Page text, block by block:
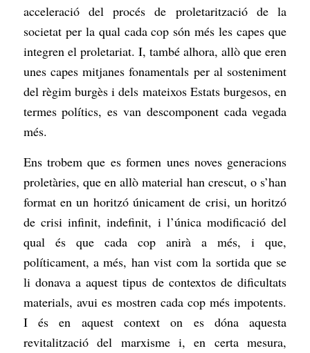
acceleració del procés de proletarització de la
societat per la qual cada cop són més les capes que
integren el proletariat. I, també alhora, allò que eren
unes capes mitjanes fonamentals per al sosteniment
del règim burgès i dels mateixos Estats burgesos, en
termes polítics, es van descomponent cada vegada
més.
Ens trobem que es formen unes noves generacions
proletàries, que en allò material han crescut, o s’han
format en un horitzó únicament de crisi, un horitzó
de crisi infinit, indefinit, i l’única modificació del
qual és que cada cop anirà a més, i que,
políticament, a més, han vist com la sortida que se
li donava a aquest tipus de contextos de dificultats
materials, avui es mostren cada cop més impotents.
I és en aquest context on es dóna aquesta
revitalització del marxisme i, en certa mesura,